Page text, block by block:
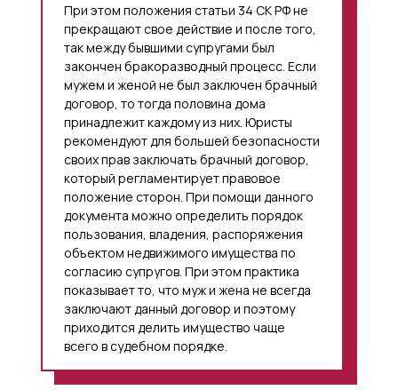
При этом положения статьи 34 СК РФ не
прекращают свое действие и после того,
так между бывшими супругами был
закончен бракоразводный процесс. Если
мужем и женой не был заключен брачный
договор, то тогда половина дома
принадлежит каждому из них. Юристы
рекомендуют для большей безопасности
своих прав заключать брачный договор,
который регламентирует правовое
положение сторон. При помощи данного
документа можно определить порядок
пользования, владения, распоряжения
объектом недвижимого имущества по
согласию супругов. При этом практика
показывает то, что муж и жена не всегда
заключают данный договор и поэтому
приходится делить имущество чаще
всего в судебном порядке.